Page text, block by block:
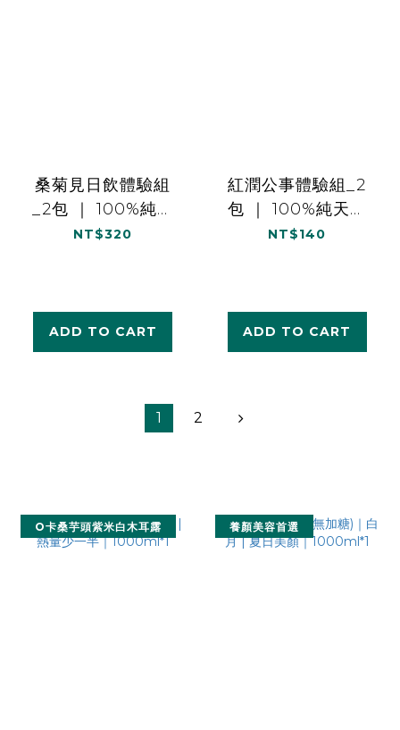
桑菊見日飲體驗組
_2包 ｜ 100%純天
然食材
NT$320
ADD TO CART
紅潤公事體驗組_2
包 ｜ 100%純天然
食材
NT$140
ADD TO CART
1 2
O卡桑芋頭紫米白木耳露 養顏美容首選